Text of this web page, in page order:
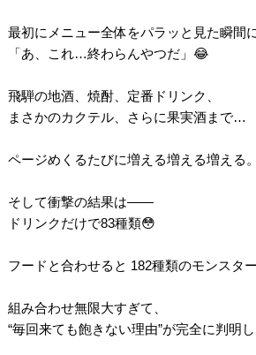
最初にメニュー全体をパラッと見た瞬間
「あ、これ…終わらんやつだ」😂
飛騨の地酒、焼酎、定番ドリンク、
まさかのカクテル、さらに果実酒まで…
ページめくるたびに増える増える増える。
そして衝撃の結果は――
ドリンクだけで83種類😳
フードと合わせると 182種類のモンスタ
組み合わせ無限大すぎて、
“毎回来ても飽きない理由”が完全に判明